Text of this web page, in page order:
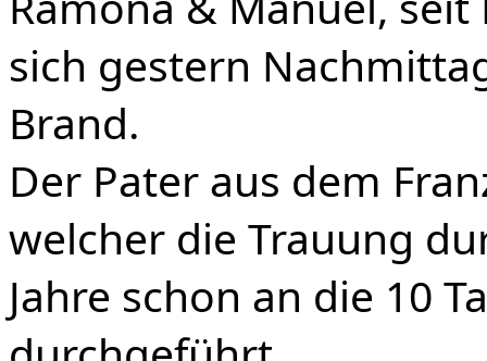
sich gestern
Brand.
Der Pater aus dem
welcher die Trauung
Jahre schon an die 10